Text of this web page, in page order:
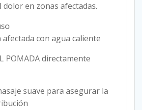
dolor en zonas afectadas.
afectada con agua caliente
POMADA directamente
suave para asegurar la